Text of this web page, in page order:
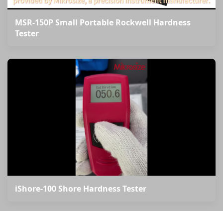
MSR-150P Small Portable Rockwell Hardness
Tester
iShore-100 Shore Hardness Tester